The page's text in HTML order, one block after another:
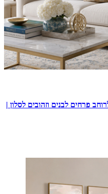
פרחים לבנים וזהובים לסלון |